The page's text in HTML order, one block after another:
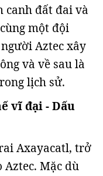
canh đất đai và
một đội
Aztec xây
và về sau là
lịch sử.
vĩ đại - Dấu
Axayacatl, trở
Mặc dù